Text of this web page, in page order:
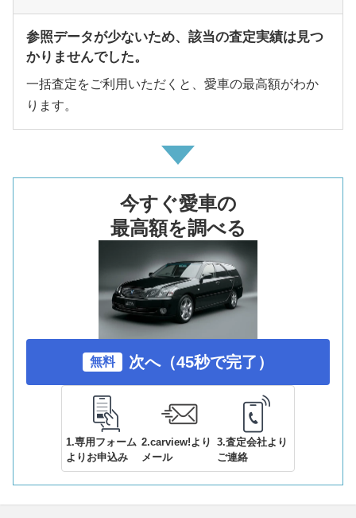
参照データが少ないため、該当の査定実績は見つ
かりませんでした。
一括査定をご利用いただくと、愛車の最高額がわか
ります。
今すぐ愛車の
最高額を調べる
無料 次へ（45秒で完了）
1.専用フォーム
よりお申込み
2.carview!より
メール
3.査定会社より
ご連絡